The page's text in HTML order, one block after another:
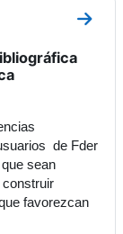
Ir a
de Fder
sean
favorezcan